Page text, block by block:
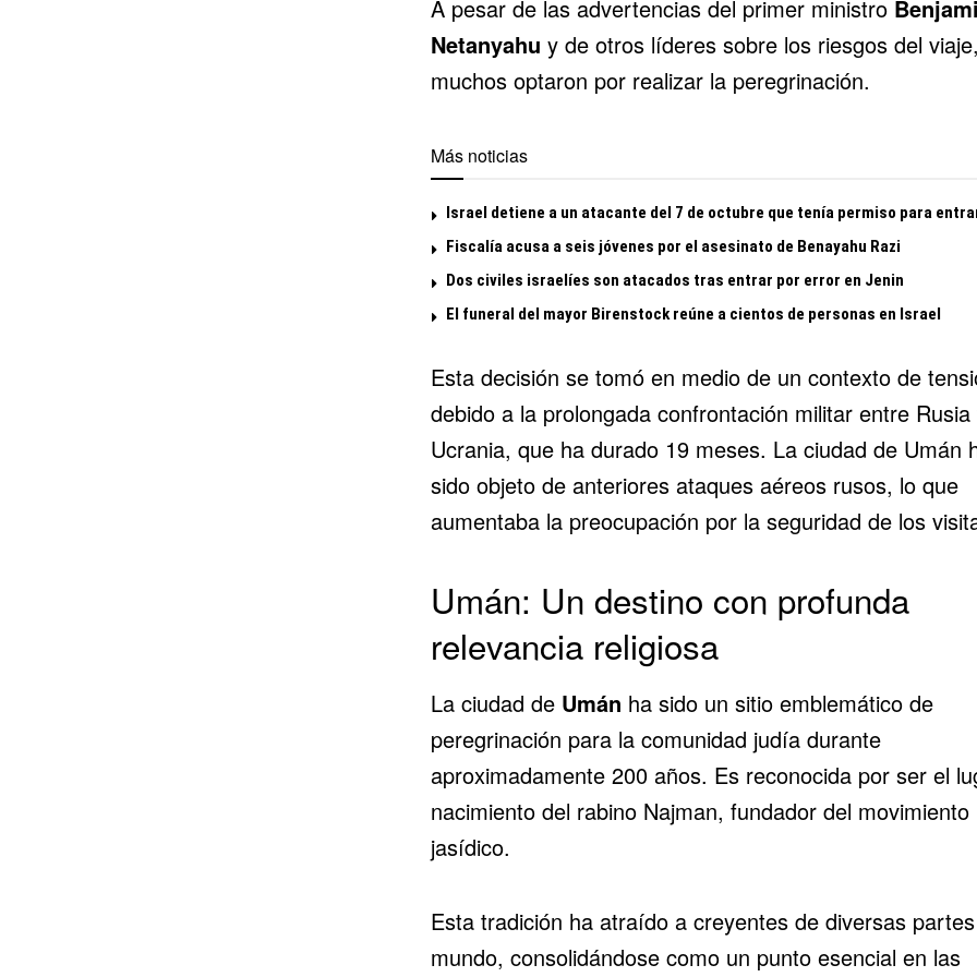
A pesar de las advertencias del primer ministro
Netanyahu y de otros líderes sobre los riesgos del viaje,
muchos optaron por realizar la peregrinación.
Más noticias
Israel detiene a un atacante del 7 de octubre que tenía permiso para
Fiscalía acusa a seis jóvenes por el asesinato de Benayahu Razi
Dos civiles israelíes son atacados tras entrar por error en Jenin
El funeral del mayor Birenstock reúne a cientos de personas en Israel
Esta decisión se tomó en medio de un contexto de
debido a la prolongada confrontación militar entre Rusia
Ucrania, que ha durado 19 meses. La ciudad de Umán
sido objeto de anteriores ataques aéreos rusos, lo que
aumentaba la preocupación por la seguridad de los
Umán: Un destino con profunda
relevancia religiosa
La ciudad de Umán ha sido un sitio emblemático de
peregrinación para la comunidad judía durante
aproximadamente 200 años. Es reconocida por ser el
nacimiento del rabino Najman, fundador del movimiento
jasídico.
Esta tradición ha atraído a creyentes de diversas
mundo, consolidándose como un punto esencial en las